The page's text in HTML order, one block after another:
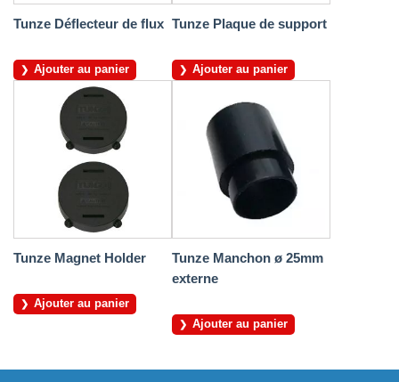
Tunze Déflecteur de flux
Ajouter au panier
Tunze Plaque de support
Ajouter au panier
Tunze Magnet Holder
Ajouter au panier
Tunze Manchon ø 25mm
externe
Ajouter au panier